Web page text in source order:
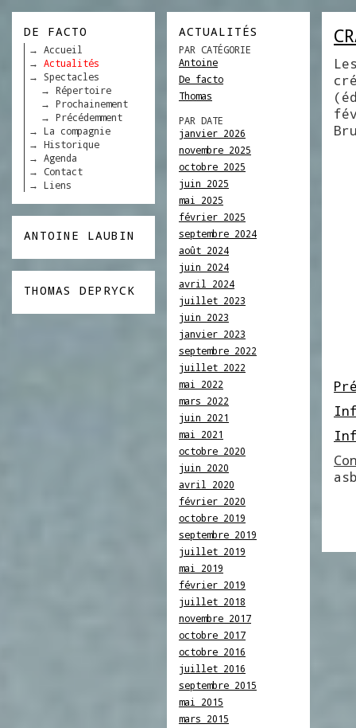
DE FACTO
Accueil
Actualités
Spectacles
Répertoire
Prochainement
Précédemment
La compagnie
Historique
Agenda
Contact
Liens
ANTOINE LAUBIN
THOMAS DEPRYCK
ACTUALITÉS
PAR CATÉGORIE
Antoine
De facto
Thomas
PAR DATE
janvier 2026
novembre 2025
octobre 2025
juin 2025
mai 2025
février 2025
septembre 2024
août 2024
juin 2024
avril 2024
juillet 2023
juin 2023
janvier 2023
septembre 2022
juillet 2022
mai 2022
mars 2022
juin 2021
mai 2021
octobre 2020
juin 2020
avril 2020
février 2020
octobre 2019
septembre 2019
juillet 2019
mai 2019
février 2019
juillet 2018
novembre 2017
octobre 2017
octobre 2016
juillet 2016
septembre 2015
mai 2015
mars 2015